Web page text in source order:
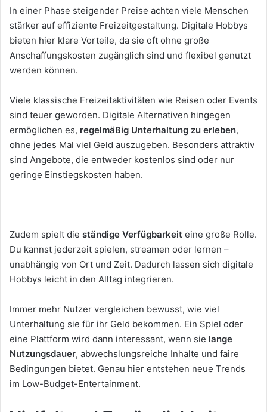
In einer Phase steigender Preise achten viele Menschen
stärker auf effiziente Freizeitgestaltung. Digitale Hobbys
bieten hier klare Vorteile, da sie oft ohne große
Anschaffungskosten zugänglich sind und flexibel genutzt
werden können.
Viele klassische Freizeitaktivitäten wie Reisen oder Events
sind teuer geworden. Digitale Alternativen hingegen
ermöglichen es, regelmäßig Unterhaltung zu erleben,
ohne jedes Mal viel Geld auszugeben. Besonders attraktiv
sind Angebote, die entweder kostenlos sind oder nur
geringe Einstiegskosten haben.
Zudem spielt die ständige Verfügbarkeit eine große Rolle.
Du kannst jederzeit spielen, streamen oder lernen –
unabhängig von Ort und Zeit. Dadurch lassen sich digitale
Hobbys leicht in den Alltag integrieren.
Immer mehr Nutzer vergleichen bewusst, wie viel
Unterhaltung sie für ihr Geld bekommen. Ein Spiel oder
eine Plattform wird dann interessant, wenn sie lange
Nutzungsdauer, abwechslungsreiche Inhalte und faire
Bedingungen bietet. Genau hier entstehen neue Trends
im Low-Budget-Entertainment.